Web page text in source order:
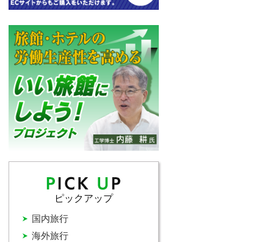
ピックアップ
国内旅行
海外旅行